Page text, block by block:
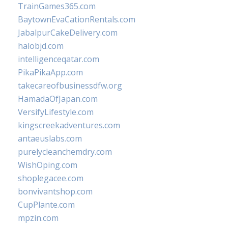
TrainGames365.com
BaytownEvaCationRentals.com
JabalpurCakeDelivery.com
halobjd.com
intelligenceqatar.com
PikaPikaApp.com
takecareofbusinessdfw.org
HamadaOfJapan.com
VersifyLifestyle.com
kingscreekadventures.com
antaeuslabs.com
purelycleanchemdry.com
WishOping.com
shoplegacee.com
bonvivantshop.com
CupPlante.com
mpzin.com